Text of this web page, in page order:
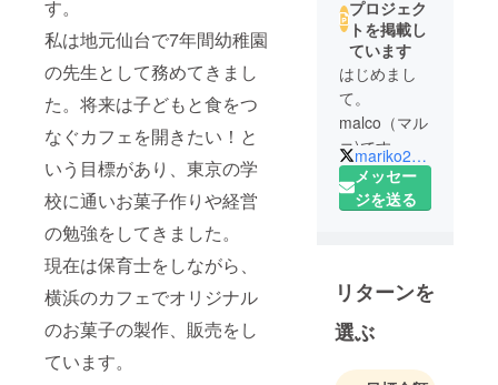
す。
私は地元仙台で7年間幼稚園
の先生として務めてきまし
た。将来は子どもと食をつ
なぐカフェを開きたい！と
いう目標があり、東京の学
校に通いお菓子作りや経営
の勉強をしてきました。
現在は保育士をしながら、
横浜のカフェでオリジナル
のお菓子の製作、販売をし
ています。
プロジェク
トを掲載し
ています
はじめまし
て。
malco（マル
コ)です。
フリーラン
幼稚園教諭
歴7年、保育
士歴５年、
ベビーシッ
mariko24997014
メッセー
ジを送る
リターンを
選ぶ